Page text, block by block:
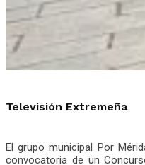
Televisión Extremeña
El grupo municipal Por
convocatoria de un